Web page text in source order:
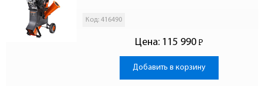
Код: 416490
Цена: 115 990 Р
-
Добавить в корзину